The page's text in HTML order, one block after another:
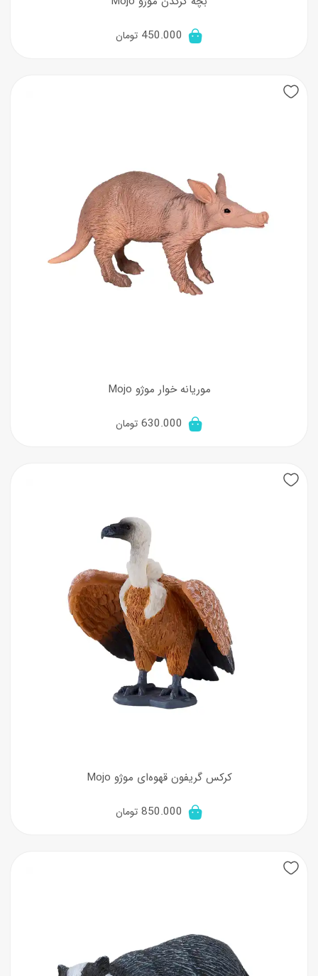
450.000 تومان
موریانه خوار موژو Mojo
630.000 تومان
کرکس گریفون قهوه‌ای موژو Mojo
850.000 تومان